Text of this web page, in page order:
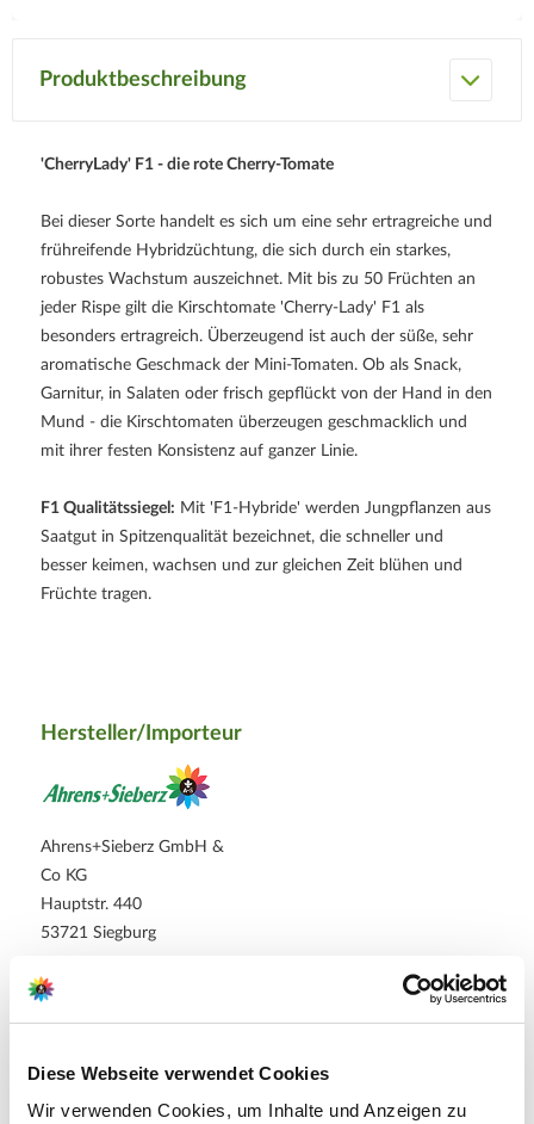
Diese Webseite verwendet Cookies
Wir verwenden Cookies, um Inhalte und Anzeigen zu
Produktbeschreibung
'CherryLady' F1 - die rote Cherry-Tomate
Bei dieser Sorte handelt es sich um eine sehr ertragreiche und
frühreifende Hybridzüchtung, die sich durch ein starkes,
robustes Wachstum auszeichnet. Mit bis zu 50 Früchten an
jeder Rispe gilt die Kirschtomate 'Cherry-Lady' F1 als
besonders ertragreich. Überzeugend ist auch der süße, sehr
aromatische Geschmack der Mini-Tomaten. Ob als Snack,
Garnitur, in Salaten oder frisch gepflückt von der Hand in den
Mund - die Kirschtomaten überzeugen geschmacklich und
mit ihrer festen Konsistenz auf ganzer Linie.
F1 Qualitätssiegel: Mit 'F1-Hybride' werden Jungpflanzen aus
Saatgut in Spitzenqualität bezeichnet, die schneller und
besser keimen, wachsen und zur gleichen Zeit blühen und
Früchte tragen.
Hersteller/Importeur
Ahrens+Sieberz GmbH &
Co KG
Hauptstr. 440
53721 Siegburg
E-Mail: info@as-garten.de